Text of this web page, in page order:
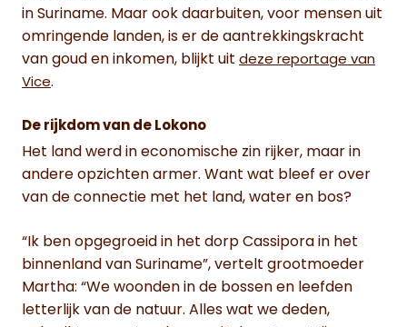
in Suriname. Maar ook daarbuiten, voor mensen uit
omringende landen, is er de aantrekkingskracht
van goud en inkomen, blijkt uit deze reportage van
Vice.
De rijkdom van de Lokono
Het land werd in economische zin rijker, maar in
andere opzichten armer. Want wat bleef er over
van de connectie met het land, water en bos?
“Ik ben opgegroeid in het dorp Cassipora in het
binnenland van Suriname”, vertelt grootmoeder
Martha: “We woonden in de bossen en leefden
letterlijk van de natuur. Alles wat we deden,